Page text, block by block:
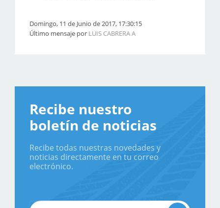
Domingo, 11 de Junio de 2017, 17:30:15
Último mensaje por LUIS CABRERA A
Recibe nuestro
boletín de noticias
Recibe todas nuestras novedades y
noticias directamente en tu correo
electrónico.